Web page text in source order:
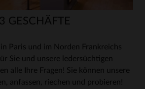
3 GESCHÄFTE
Paris und im Norden Frankreichs
Sie und unsere ledersüchtigen
alle Ihre Fragen! Sie können unsere
anfassen, riechen und probieren!